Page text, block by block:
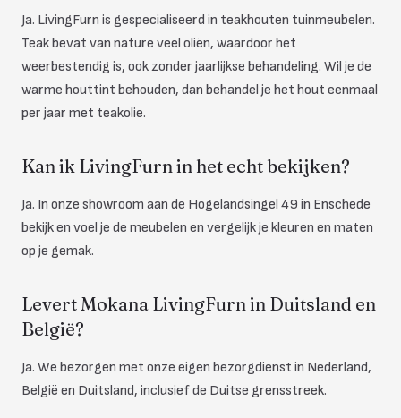
Ja. LivingFurn is gespecialiseerd in teakhouten tuinmeubelen.
Teak bevat van nature veel oliën, waardoor het
weerbestendig is, ook zonder jaarlijkse behandeling. Wil je de
warme houttint behouden, dan behandel je het hout eenmaal
per jaar met teakolie.
Kan ik LivingFurn in het echt bekijken?
Ja. In onze showroom aan de Hogelandsingel 49 in Enschede
bekijk en voel je de meubelen en vergelijk je kleuren en maten
op je gemak.
Levert Mokana LivingFurn in Duitsland en
België?
Ja. We bezorgen met onze eigen bezorgdienst in Nederland,
België en Duitsland, inclusief de Duitse grensstreek.